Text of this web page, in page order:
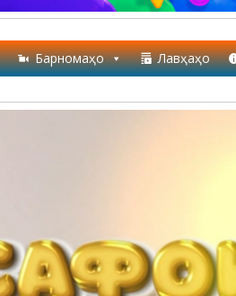
Барномаҳо Лавҳаҳо